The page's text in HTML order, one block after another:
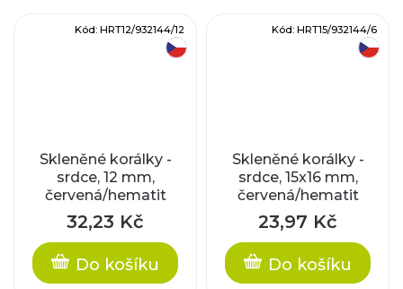
Skleněné korálky -
srdce, 12 mm,
červená/hematit
32,23 Kč
Do košíku
Kód: HRT12/932144/12
Skleněné korálky -
srdce, 15x16 mm,
červená/hematit
23,97 Kč
Do košíku
Kód: HRT15/932144/6